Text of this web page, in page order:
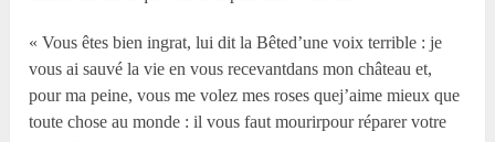
« Vous êtes bien ingrat, lui dit la Bêted’une voix terrible : je
vous ai sauvé la vie en vous recevantdans mon château et,
pour ma peine, vous me volez mes roses quej’aime mieux que
toute chose au monde : il vous faut mourirpour réparer votre